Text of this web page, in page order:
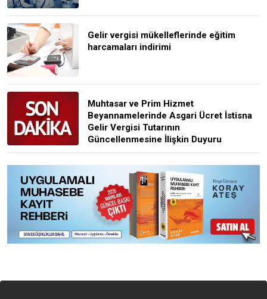
Gelir vergisi mükelleflerinde eğitim
harcamaları indirimi
Muhtasar ve Prim Hizmet
Beyannamelerinde Asgari Ücret İstisna
Gelir Vergisi Tutarının
Güncellenmesine İlişkin Duyuru